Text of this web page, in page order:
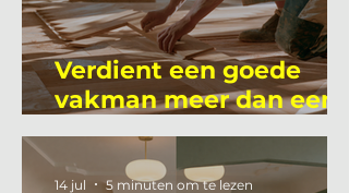
Verdient een goede
vakman meer dan een
gemiddelde
academicus?
14 jul 5 minuten om te lezen